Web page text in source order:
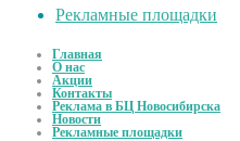
Рекламные площадки
Главная
О нас
Акции
Контакты
Реклама в БЦ Новосибирска
Новости
Рекламные площадки